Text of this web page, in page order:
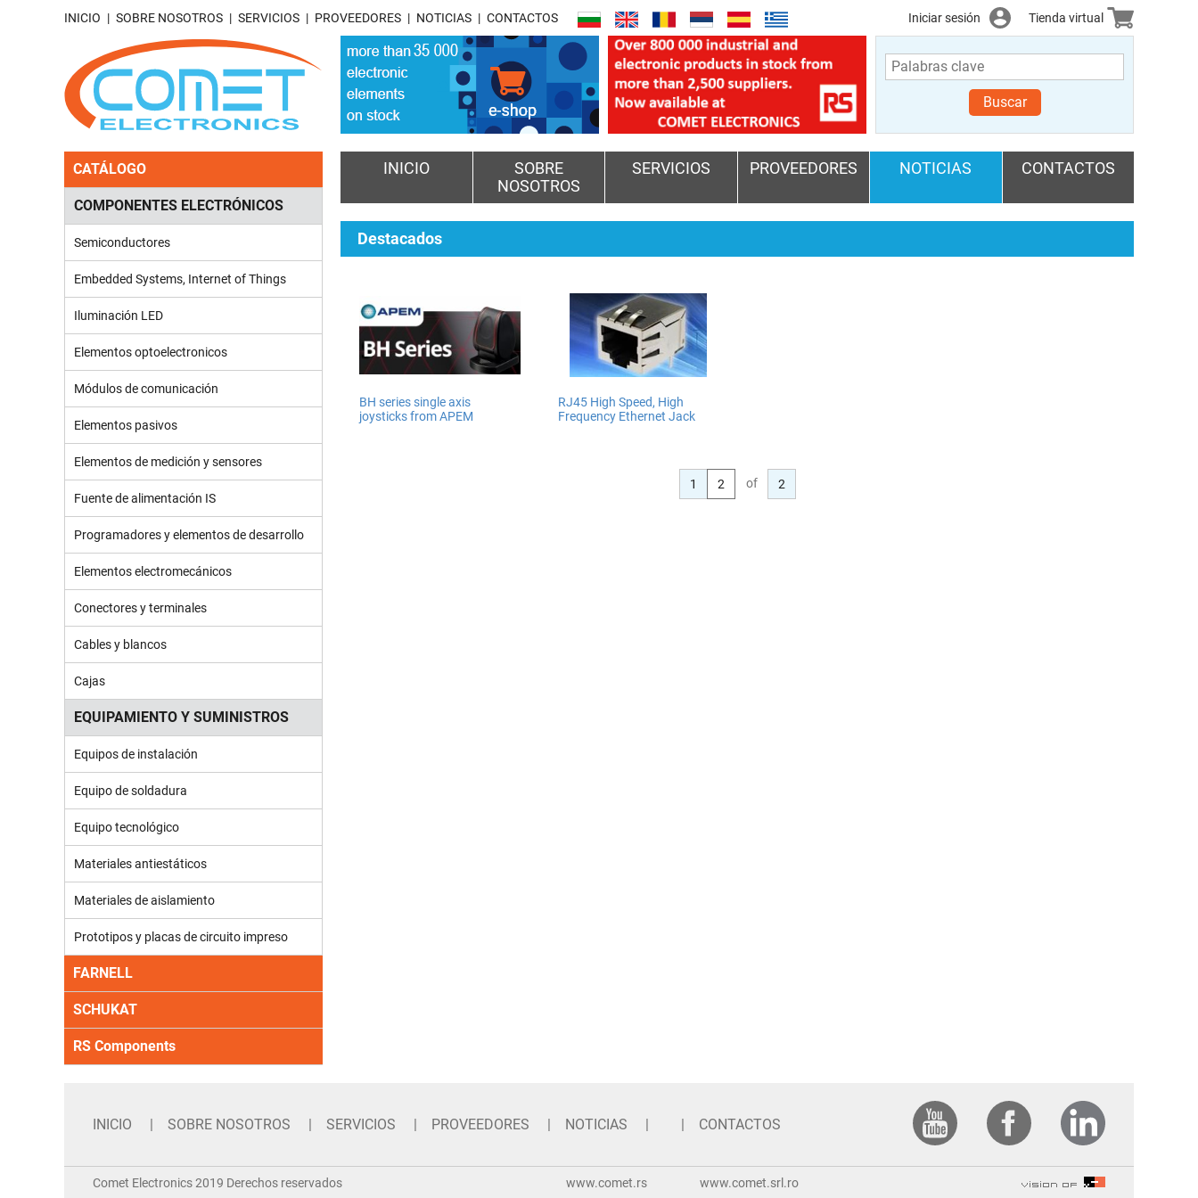
INICIO SOBRE NOSOTROS SERVICIOS PROVEEDORES NOTICIAS CONTACTOS Iniciar sesión Tienda virtual
Buscar
CATÁLOGO
COMPONENTES ELECTRÓNICOS
Semiconductores
Embedded Systems, Internet of Things
Iluminación LED
Elementos optoelectronicos
Módulos de comunicación
Elementos pasivos
Elementos de medición y sensores
Fuente de alimentación IS
Programadores y elementos de desarrollo
Elementos electromecánicos
Conectores y terminales
Cables y blancos
Cajas
EQUIPAMIENTO Y SUMINISTROS
Equipos de instalación
Equipo de soldadura
Equipo tecnológico
Materiales antiestáticos
Materiales de aislamiento
Prototipos y placas de circuito impreso
FARNELL
SCHUKAT
RS Components
INICIO
SOBRE
NOSOTROS
SERVICIOS PROVEEDORES NOTICIAS CONTACTOS
Destacados
BH series single axis
joysticks from APEM
RJ45 High Speed, High
Frequency Ethernet Jack
1 2 of 2
INICIO SOBRE NOSOTROS SERVICIOS PROVEEDORES NOTICIAS CONTACTOS
Comet Electronics 2019 Derechos reservados www.comet.rs www.comet.srl.ro